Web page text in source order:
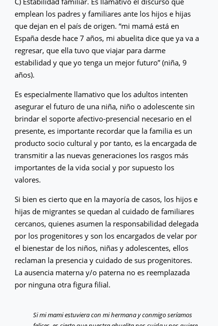
emplean los padres y familiares ante los hijos e hijas
que dejan en el país de origen. “mi mamá está en
España desde hace 7 años, mi abuelita dice que ya va a
regresar, que ella tuvo que viajar para darme
estabilidad y que yo tenga un mejor futuro” (niña, 9
años).
Es especialmente llamativo que los adultos intenten
asegurar el futuro de una niña, niño o adolescente sin
brindar el soporte afectivo-presencial necesario en el
presente, es importante recordar que la familia es un
producto socio cultural y por tanto, es la encargada de
transmitir a las nuevas generaciones los rasgos más
importantes de la vida social y por supuesto los
valores.
Si bien es cierto que en la mayoría de casos, los hijos e
hijas de migrantes se quedan al cuidado de familiares
cercanos, quienes asumen la responsabilidad delegada
por los progenitores y son los encargados de velar por
el bienestar de los niños, niñas y adolescentes, ellos
reclaman la presencia y cuidado de sus progenitores.
La ausencia materna y/o paterna no es reemplazada
por ninguna otra figura filial.
Si mi mami estuviera con mi hermana y conmigo seríamos